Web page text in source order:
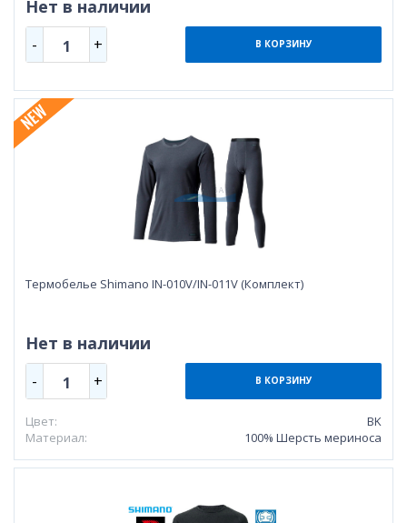
Нет в наличии
- 1 + В КОРЗИНУ
Термобелье Shimano IN-010V/IN-011V (Комплект)
Нет в наличии
- 1 + В КОРЗИНУ
Цвет:
BK
Материал:
100% Шерсть мериноса